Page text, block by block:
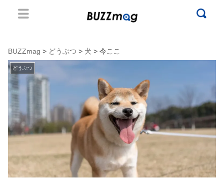
BUZZmag > どうぶつ > 犬 > 今ここ
どうぶつ